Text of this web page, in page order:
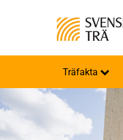
Träfakta